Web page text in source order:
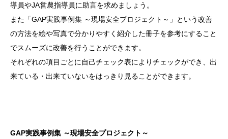
導員やJA営農指導員に助言を求めましょう。
また「GAP実践事例集 ～現場安全プロジェクト～」という改善
の方法を絵や写真で分かりやすく紹介した冊子を参考にすること
でスムーズに改善を行うことができます。
それぞれの項目ごとに自己チェック表によりチェックができ、出
来ている・出来ていないをはっきり見ることができます。
GAP実践事例集 ～現場安全プロジェクト～